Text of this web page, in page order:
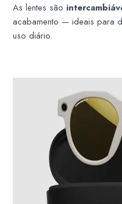
As lentes são
acabamento — ideais para
uso diário.